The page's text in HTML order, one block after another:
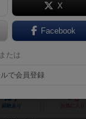
品説明文の編集者を募集
（Massimo Pesce）
G. Tower Studio）
Games）
7
経験あり
0
X
Facebook
または
で会員登録